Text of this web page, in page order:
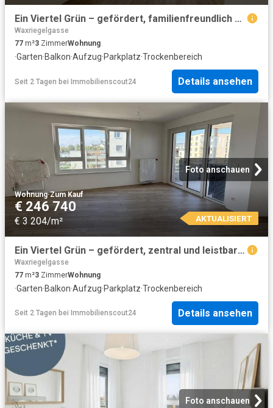
Ein Viertel Grün – gefördert, familienfreundlich und naturnah
Waxriegelgasse
77 m²3 ZimmerWohnung
·Garten·Balkon·Aufzug·Parkplatz·Trockenbereich
Seit 2 Tagen bei Immobilienscout24 Details ansehen
Foto anschauen
Wohnung·Zum Kauf
€ 246 740
€ 3 204/m² AKTUALISIERT
Ein Viertel Grün – gefördert, zentral und leistbar Wohnen
Waxriegelgasse
77 m²3 ZimmerWohnung
·Garten·Balkon·Aufzug·Parkplatz·Trockenbereich
Seit 2 Tagen bei Immobilienscout24 Details ansehen
Foto anschauen